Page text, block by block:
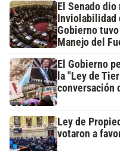
El Senado
Inviolabilidad
Gobierno
Manejo del
El Gobierno
la "Ley de
conversación
Ley de
votaron a